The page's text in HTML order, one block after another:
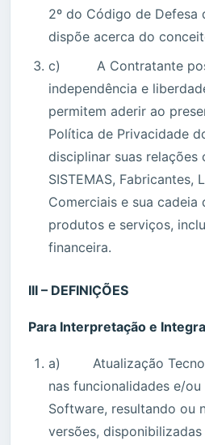
2º do Código de Defesa
dispõe acerca do
c) A Contratante
independência e
permitem aderir ao
Política de Privacidade
disciplinar suas relações
SISTEMAS, Fabricantes,
Comerciais e sua
produtos e serviços,
financeira.
III – DEFINIÇÕES
Para Interpretação e
a) Atualização
nas funcionalidades e/
Software, resultando ou
versões,